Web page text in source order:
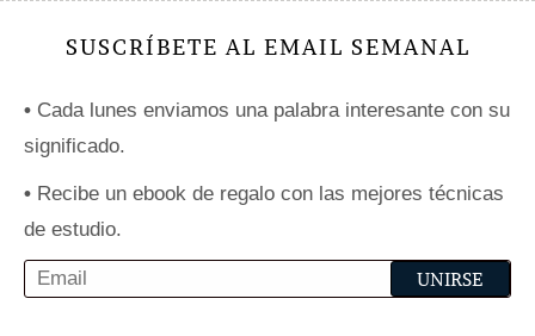
SUSCRÍBETE AL EMAIL SEMANAL
• Cada lunes enviamos una palabra interesante con su
significado.
• Recibe un ebook de regalo con las mejores técnicas
de estudio.